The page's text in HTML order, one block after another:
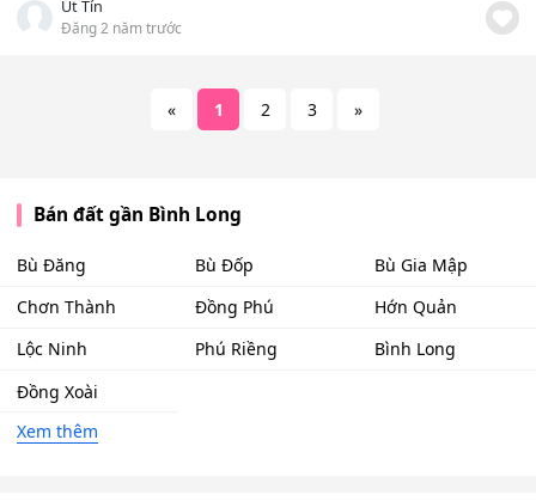
Út Tín
Đăng 2 năm trước
« 1 2 3 »
Bán đất gần Bình Long
Bù Đăng Bù Đốp
Bù Gia Mập
Chơn Thành
Đồng Phú
Hớn Quản
Lộc Ninh
Phú Riềng
Bình Long
Đồng Xoài
Xem thêm